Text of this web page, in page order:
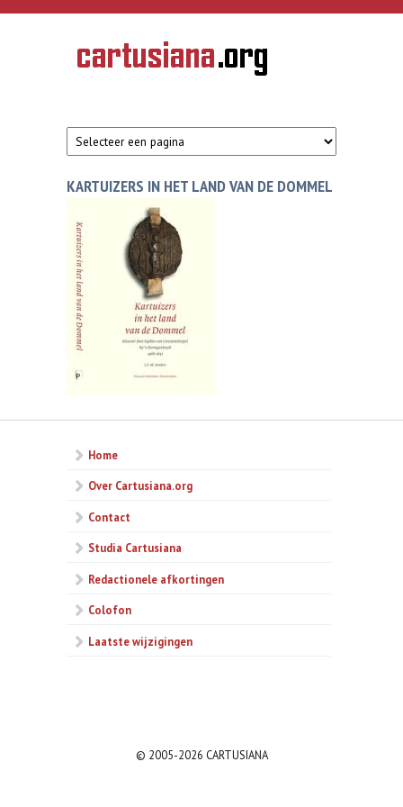
Overslaan en naar de inhoud gaan
CARTUSIANA
Geschiedenis
van de
KARTUIZERS IN HET LAND VAN DE DOMMEL
Home
Over Cartusiana.org
Contact
Studia Cartusiana
Redactionele afkortingen
Colofon
Laatste wijzigingen
© 2005-2026 CARTUSIANA